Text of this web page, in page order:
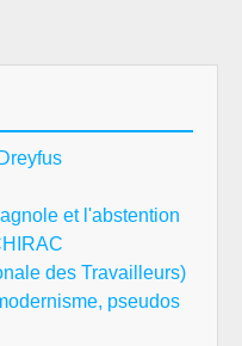
et l'abstention
des Travailleurs)
pseudos